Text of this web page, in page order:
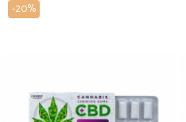
-20%